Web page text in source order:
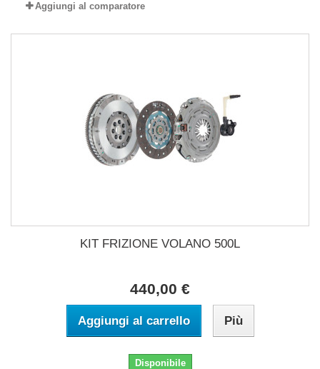
Aggiungi al comparatore
KIT FRIZIONE VOLANO 500L
440,00 €
Aggiungi al carrello Più
Disponibile